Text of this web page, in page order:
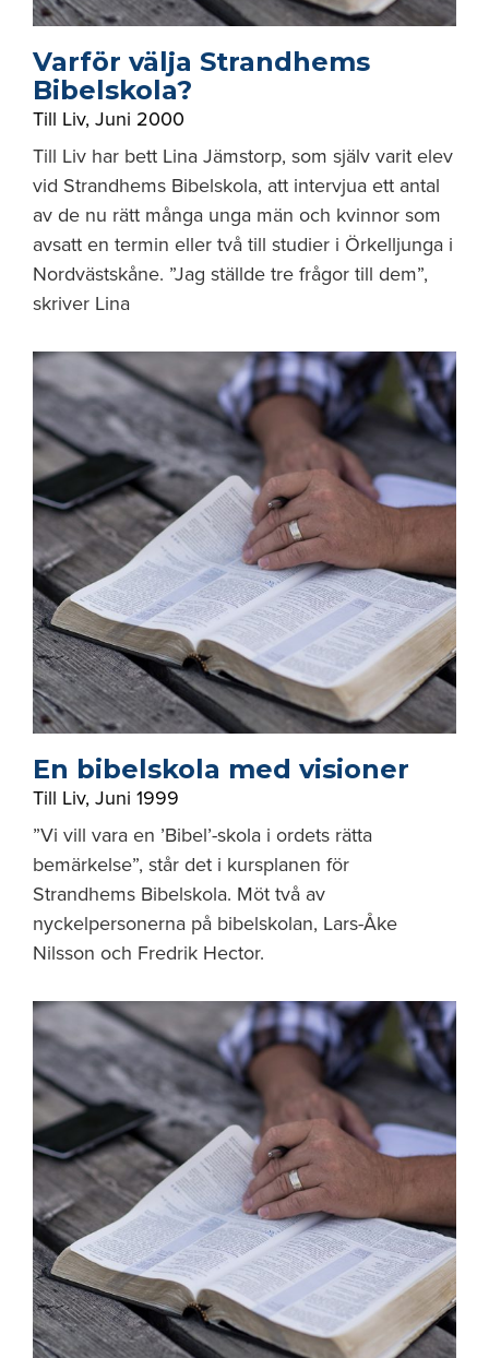
Varför välja Strandhems
Bibelskola?
Till Liv, Juni 2000
Till Liv har bett Lina Jämstorp, som själv varit elev
vid Strandhems Bibelskola, att intervjua ett antal
av de nu rätt många unga män och kvinnor som
avsatt en termin eller två till studier i Örkelljunga i
Nordvästskåne. ”Jag ställde tre frågor till dem”,
skriver Lina
En bibelskola med visioner
Till Liv, Juni 1999
”Vi vill vara en ’Bibel’-skola i ordets rätta
bemärkelse”, står det i kursplanen för
Strandhems Bibelskola. Möt två av
nyckelpersonerna på bibelskolan, Lars-Åke
Nilsson och Fredrik Hector.